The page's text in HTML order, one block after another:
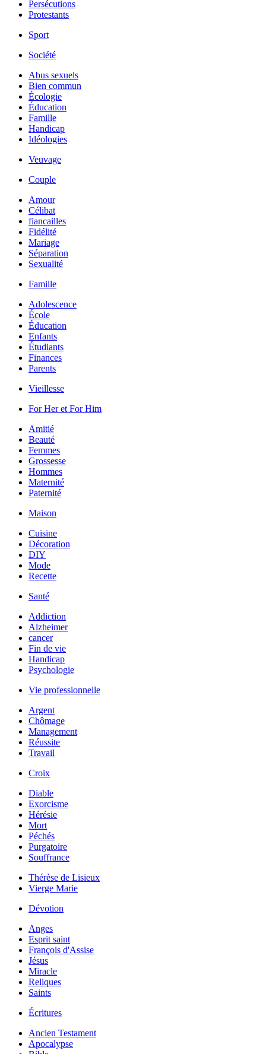
Persécutions
Protestants
Sport
Société
Abus sexuels
Bien commun
Écologie
Éducation
Famille
Handicap
Idéologies
Veuvage
Couple
Amour
Célibat
fiancailles
Fidélité
Mariage
Séparation
Sexualité
Famille
Adolescence
École
Éducation
Enfants
Étudiants
Finances
Parents
Vieillesse
For Her et For Him
Amitié
Beauté
Femmes
Grossesse
Hommes
Maternité
Paternité
Maison
Cuisine
Décoration
DIY
Mode
Recette
Santé
Addiction
Alzheimer
cancer
Fin de vie
Handicap
Psychologie
Vie professionnelle
Argent
Chômage
Management
Réussite
Travail
Croix
Diable
Exorcisme
Hérésie
Mort
Péchés
Purgatoire
Souffrance
Thérèse de Lisieux
Vierge Marie
Dévotion
Anges
Esprit saint
François d'Assise
Jésus
Miracle
Reliques
Saints
Écritures
Ancien Testament
Apocalypse